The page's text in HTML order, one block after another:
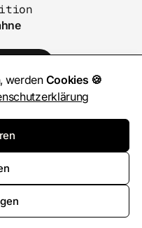
werden Cookies 🍪
ansehen
diese hier...